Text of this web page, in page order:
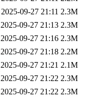
2025-09-27 21:11 2.3M
2025-09-27 21:13 2.3M
2025-09-27 21:16 2.3M
2025-09-27 21:18 2.2M
2025-09-27 21:21 2.1M
2025-09-27 21:22 2.3M
2025-09-27 21:22 2.3M